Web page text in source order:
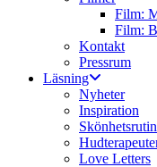
Film:
Film:
Kontakt
Pressrum
Läsning
Nyheter
Inspiration
Love Letters